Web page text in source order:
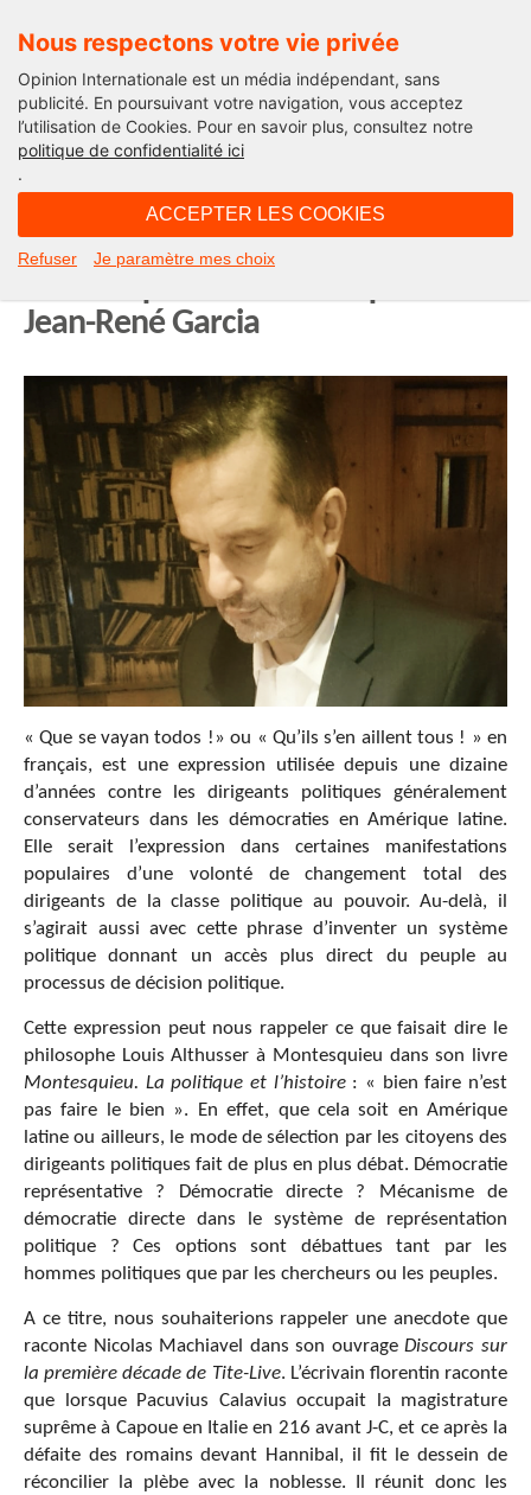
Nous respectons votre vie privée
Opinion Internationale est un média indépendant, sans
publicité. En poursuivant votre navigation, vous acceptez
l’utilisation de Cookies. Pour en savoir plus, consultez notre
politique de confidentialité ici
.
ACCEPTER LES COOKIES
Refuser Je paramètre mes choix
International
« Qu’ils s’en aillent tous ! »… Oui,
Jean-René Garcia
« Que se vayan todos !» ou « Qu’ils s’en aillent tous ! » en
français, est une expression utilisée depuis une dizaine
d’années contre les dirigeants politiques généralement
conservateurs dans les démocraties en Amérique latine.
Elle serait l’expression dans certaines manifestations
populaires d’une volonté de changement total des
dirigeants de la classe politique au pouvoir. Au-delà, il
s’agirait aussi avec cette phrase d’inventer un système
politique donnant un accès plus direct du peuple au
processus de décision politique.
Cette expression peut nous rappeler ce que faisait dire le
philosophe Louis Althusser à Montesquieu dans son livre
Montesquieu. La politique et l’histoire: « bien faire n’est
pas faire le bien ». En effet, que cela soit en Amérique
latine ou ailleurs, le mode de sélection par les citoyens des
dirigeants politiques fait de plus en plus débat. Démocratie
représentative ? Démocratie directe ? Mécanisme de
démocratie directe dans le système de représentation
politique ? Ces options sont débattues tant par les
hommes politiques que par les chercheurs ou les peuples.
A ce titre, nous souhaiterions rappeler une anecdote que
raconte Nicolas Machiavel dans son ouvrageDiscours sur
la première décade de Tite-Live. L’écrivain florentin raconte
que lorsque Pacuvius Calavius occupait la magistrature
suprême à Capoue en Italie en 216 avant J-C, et ce après la
défaite des romains devant Hannibal, il fit le dessein de
réconcilier la plèbe avec la noblesse. Il réunit donc les